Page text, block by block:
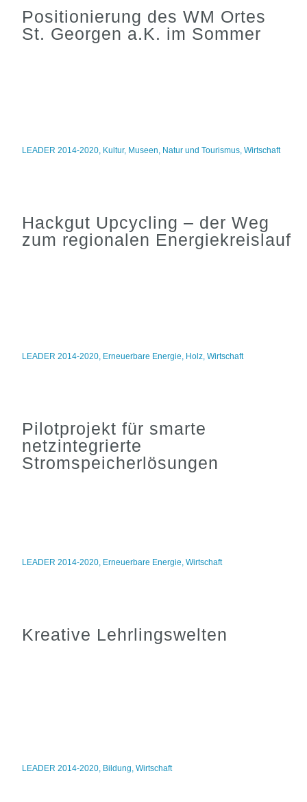
Positionierung des WM Ortes
St. Georgen a.K. im Sommer
LEADER 2014-2020, Kultur, Museen, Natur und Tourismus,Wirtschaft
Hackgut Upcycling – der Weg
zum regionalen Energiekreislauf
LEADER 2014-2020, Erneuerbare Energie, Holz,Wirtschaft
Pilotprojekt für smarte
netzintegrierte
Stromspeicherlösungen
LEADER 2014-2020, Erneuerbare Energie,Wirtschaft
Kreative Lehrlingswelten
LEADER 2014-2020, Bildung,Wirtschaft